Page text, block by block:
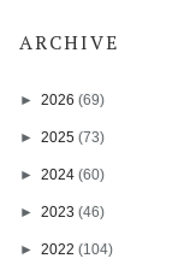
ARCHIVE
► 2026 (69)
► 2025 (73)
► 2024 (60)
► 2023 (46)
► 2022 (104)